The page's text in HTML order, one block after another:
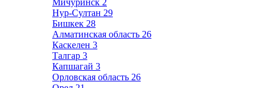
Мичуринск 2
Нур-Султан 29
Бишкек 28
Алматинская область 26
Каскелен 3
Талгар 3
Капшагай 3
Орловская область 26